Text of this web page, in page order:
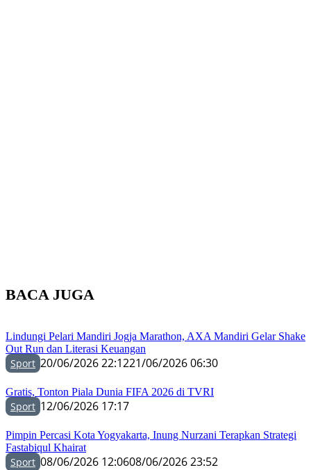
BACA JUGA
Lindungi Pelari Mandiri Jogja Marathon, AXA Mandiri Gelar Shake
Out Run dan Literasi Keuangan
Sport 20/06/2026 22:1221/06/2026 06:30
Gratis, Tonton Piala Dunia FIFA 2026 di TVRI
Sport 12/06/2026 17:17
Pimpin Percasi Kota Yogyakarta, Inung Nurzani Terapkan Strategi
Fastabiqul Khairat
Sport 08/06/2026 12:0608/06/2026 23:52